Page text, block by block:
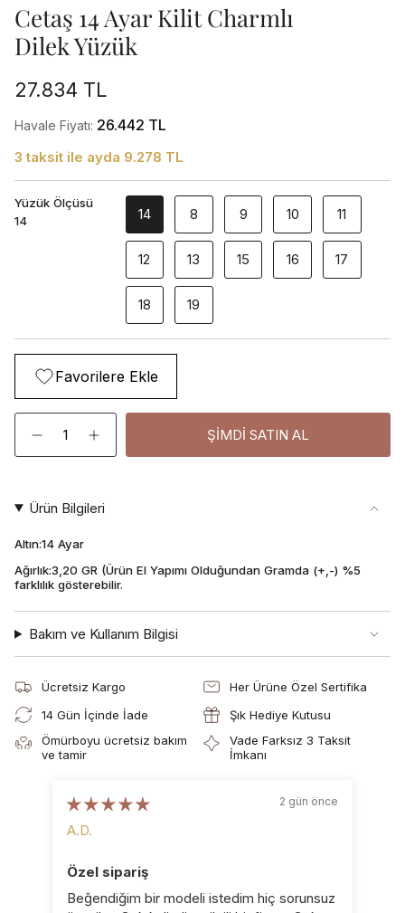
Cetaş 14 Ayar Kilit Charmlı
Dilek Yüzük
27.834 TL
Havale Fiyatı: 26.442 TL
3 taksit ile ayda 9.278 TL
Yüzük Ölçüsü
14
14 8 9 10 11
12 13 15 16 17
18 19
Favorilere Ekle
Adet
ŞIMDI SATIN AL
Ürün Bilgileri
Altın:14 Ayar
Ağırlık:3,20 GR (Ürün El Yapımı Olduğundan Gramda (+,-) %5
farklılık gösterebilir.
Bakım ve Kullanım Bilgisi
Ücretsiz Kargo
Her Ürüne Özel Sertifika
14 Gün İçinde İade
Şık Hediye Kutusu
Ömürboyu ücretsiz bakım
ve tamir
Vade Farksız 3 Taksit
İmkanı
2 gün önce
A.D.
Özel sipariş
Beğendiğim bir modeli istedim hiç sorunsuz